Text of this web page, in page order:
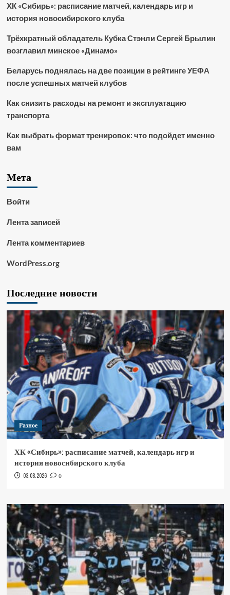
ХК «Сибирь»: расписание матчей, календарь игр и
история новосибирского клуба
Трёхкратный обладатель Кубка Стэнли Сергей Брылин
возглавил минское «Динамо»
Беларусь поднялась на две позиции в рейтинге УЕФА
после успешных матчей клубов
Как снизить расходы на ремонт и эксплуатацию
транспорта
Как выбрать формат тренировок: что подойдет именно
вам
Мета
Войти
Лента записей
Лента комментариев
WordPress.org
Последние новости
Разное
ХК «Сибирь»: расписание матчей, календарь игр и
история новосибирского клуба
03.08.2026 0